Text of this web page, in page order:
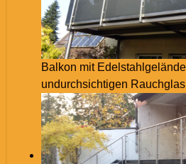
Balkon mit
undurchsichtigen Rauchglas